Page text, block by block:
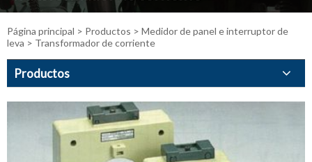
Página principal > Productos > Medidor de panel e interruptor de
leva > Transformador de corriente
Productos